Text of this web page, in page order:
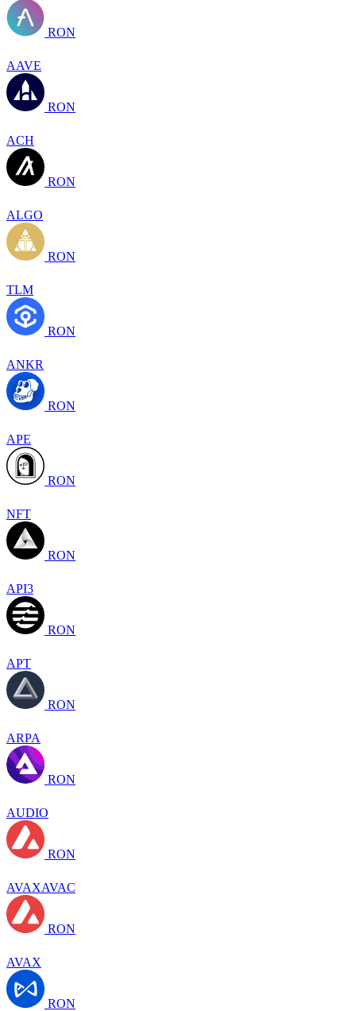
RON
AAVE
RON
ACH
RON
ALGO
RON
TLM
RON
ANKR
RON
APE
RON
NFT
RON
API3
RON
APT
RON
ARPA
RON
AUDIO
RON
AVAXAVAC
RON
AVAX
RON